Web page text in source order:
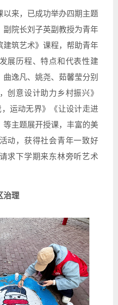
以来，已成功举办四期主题
副院长刘子英副教授为青年
建筑艺术》课程，帮助青年
展历程、特点和代表性建
逸凡、姚尧、茹馨莹分别
创意设计助力乡村振兴》
，运动无界》《让设计走进
主题展开授课，丰富的美
动，获得社会青年一致好
求下学期来东林旁听艺术
治理